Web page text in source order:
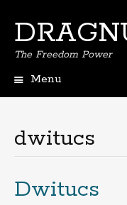
The Freedom Power
Menu
principal
dwitucs
Dwitucs